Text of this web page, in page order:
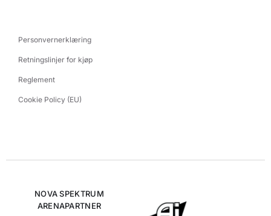
Personvernerklæring
Retningslinjer for kjøp
Reglement
Cookie Policy (EU)
NOVA SPEKTRUM
ARENAPARTNER